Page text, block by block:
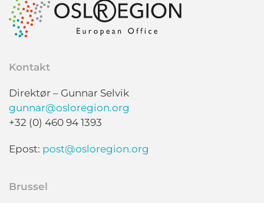
Kontakt
Direktør – Gunnar Selvik
gunnar@osloregion.org
+32 (0) 460 94 1393
Epost: post@osloregion.org
Brussel